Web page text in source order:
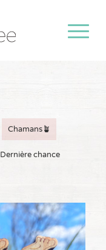
Chamans🪴
Dernière chance